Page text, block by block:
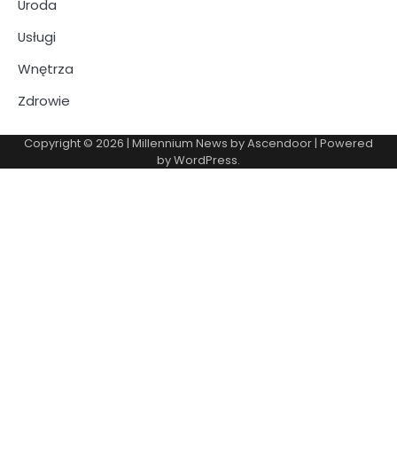
Uroda
Usługi
Wnętrza
Zdrowie
Copyright © 2026 | Millennium News byAscendoor | Powered
byWordPress.